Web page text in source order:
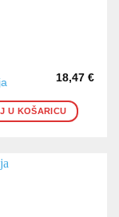
18,47 €
U KOŠARICU